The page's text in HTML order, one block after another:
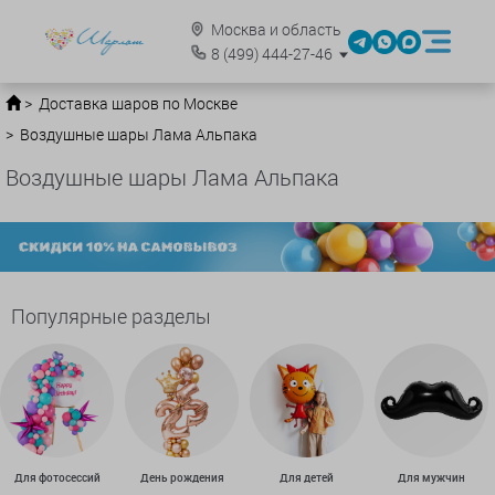
Москва и область
8 (499)444-27-46
Доставка шаров по Москве
Воздушные шары Лама Альпака
Воздушные шары Лама Альпака
Популярные разделы
Для фотосессий День рождения Для детей Для мужчин